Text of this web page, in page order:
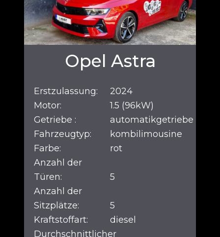
Opel Astra
Erstzulassung:
2024
Motor:
1.5 (96kW)
Getriebe :
automatikgetriebe
Fahrzeugtyp:
kombilimousine
Farbe:
rot
Anzahl der
Türen:
5
Anzahl der
Sitzplätze:
5
Kraftstoffart:
diesel
Durchschnittlicher